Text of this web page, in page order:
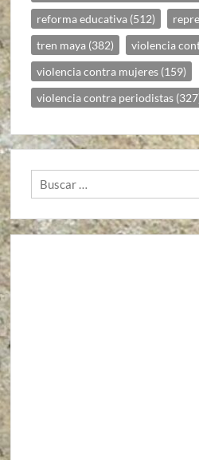
reforma educativa (512)
tren maya (382) violencia
violencia contra mujeres (159)
violencia contra periodistas